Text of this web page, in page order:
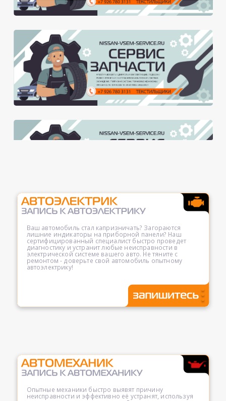
Ваш автомобиль стал капризничать? Загораются
лишние индикаторы на приборной панели? Наш
сертифицированный специалист быстро проведет
диагностику и устранит любые неисправности в
электрической системе вашего авто. Не тяните с
ремонтом - доверьте свой автомобиль опытному
автоэлектрику!
Опытные механики быстро выявят причину
неисправности и эффективно её устранят, используя